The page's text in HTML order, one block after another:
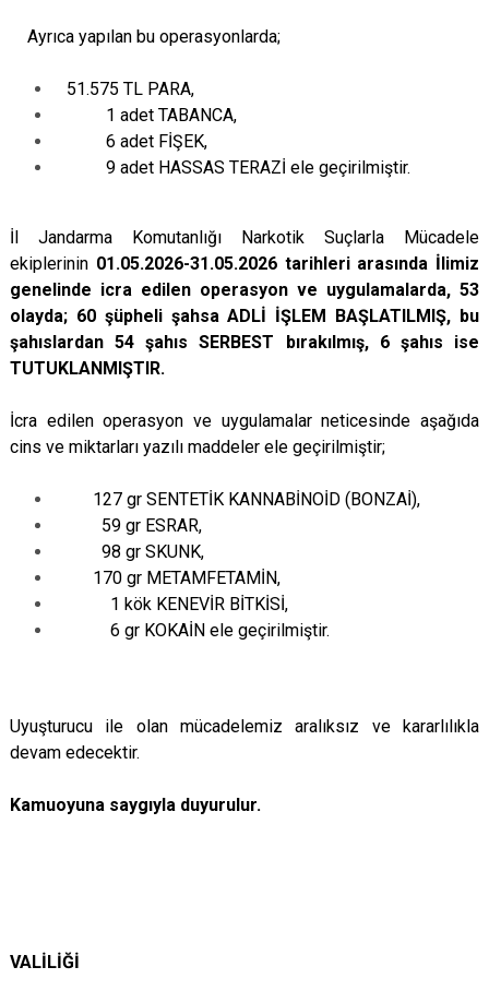
Ayrıca yapılan bu operasyonlarda;
51.575 TL PARA,
1 adet TABANCA,
6 adet FİŞEK,
9 adet HASSAS TERAZİ ele geçirilmiştir.
İl Jandarma Komutanlığı Narkotik Suçlarla Mücadele
ekiplerinin 01.05.2026-31.05.2026 tarihleri arasında İlimiz
genelinde icra edilen operasyon ve uygulamalarda, 53
olayda; 60 şüpheli şahsa ADLİ İŞLEM BAŞLATILMIŞ, bu
şahıslardan 54 şahıs SERBEST bırakılmış, 6 şahıs ise
TUTUKLANMIŞTIR.
İcra edilen operasyon ve uygulamalar neticesinde aşağıda
cins ve miktarları yazılı maddeler ele geçirilmiştir;
127 gr SENTETİK KANNABİNOİD (BONZAİ),
59 gr ESRAR,
98 gr SKUNK,
170 gr METAMFETAMİN,
1 kök KENEVİR BİTKİSİ,
6 gr KOKAİN ele geçirilmiştir.
Uyuşturucu ile olan mücadelemiz aralıksız ve kararlılıkla
devam edecektir.
Kamuoyuna saygıyla duyurulur.
VALİLİĞİ